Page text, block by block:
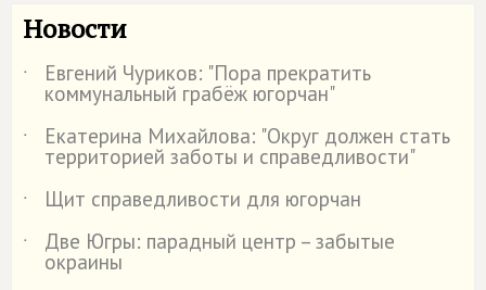
Новости
˙ Евгений Чуриков: "Пора прекратить
коммунальный грабёж югорчан"
˙
Екатерина Михайлова: "Округ должен стать
территорией заботы и справедливости"
˙
Щит справедливости для югорчан
˙
Две Югры: парадный центр – забытые
окраины